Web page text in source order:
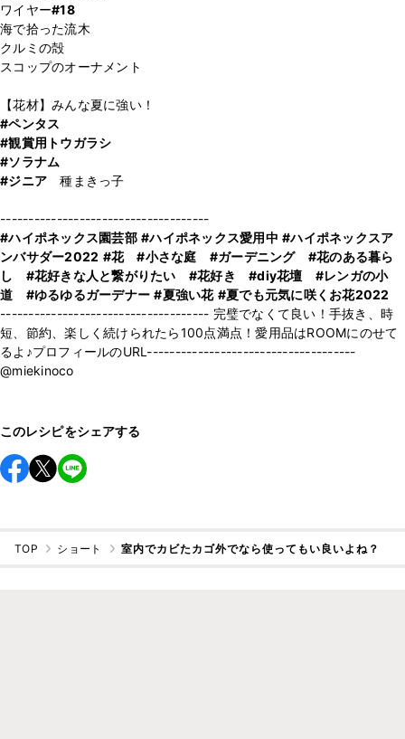
ワイヤー#18
海で拾った流木
クルミの殻
スコップのオーナメント
#ペンタス
#観賞用トウガラシ
#ソラナム
#ジニア 種まきっ子
#ハイポネックス園芸部 #ハイポネックス愛用中 #ハイポネックスア
ンバサダー2022 #花 #小さな庭 #ガーデニング
#花のある暮ら
し
#花好きな人と繋がりたい #花好き #diy花壇
#レンガの小
道
#ゆるゆるガーデナー #夏強い花 #夏でも元気に咲くお花2022
------------------------------------- 完璧でなくて良い！手抜き、時
短、節約、楽しく続けられたら100点満点！愛用品はROOMにのせて
るよ♪プロフィールのURL-------------------------------------
@miekinoco
このレシピをシェアする
TOP ショート 室内でカビたカゴ外でなら使ってもい良いよね？